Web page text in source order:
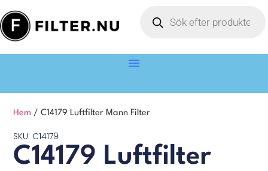
Hem / C14179 Luftfilter Mann Filter
SKU: C14179
C14179 Luftfilter